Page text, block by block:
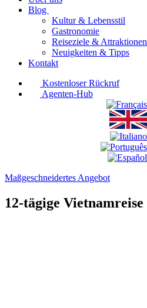
Blog
Kultur & Lebensstil
Gastronomie
Reiseziele & Attraktionen
Neuigkeiten & Tipps
Kontakt
Kostenloser Rückruf
Agenten-Hub
Maßgeschneidertes Angebot
12-tägige Vietnamreise